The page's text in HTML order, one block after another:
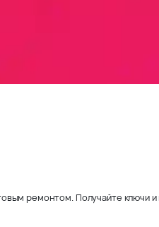
ремонтом. Получайте ключи